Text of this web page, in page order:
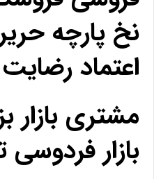
نخ پارچه
اعتماد
مشتری بازار
بازار فردوسی